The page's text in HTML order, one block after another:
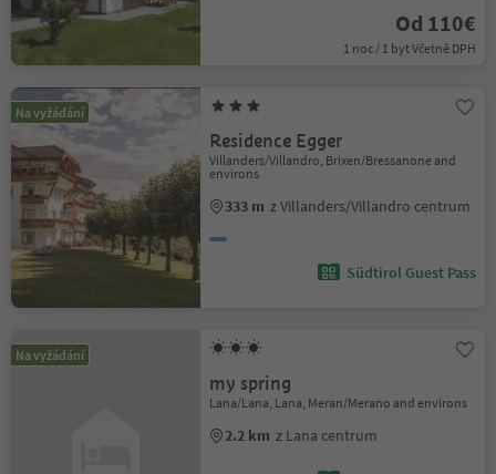
Od 110€
1 noc / 1 byt Včetně DPH
Na vyžádání
Residence Egger
Villanders/Villandro, Brixen/Bressanone and
environs
333 m z Villanders/Villandro centrum
Südtirol Guest Pass
Na vyžádání
my spring
Lana/Lana, Lana, Meran/Merano and environs
2.2 km z Lana centrum